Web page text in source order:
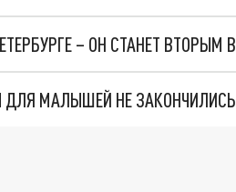
ДЛЯ МАЛЫШЕЙ НЕ ЗАКОНЧИЛИСЬ